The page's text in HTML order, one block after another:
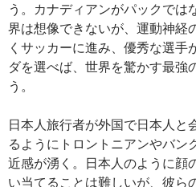
う。カナディアンがパックでは
界は想像できないが、運動神経
くサッカーに進み、優秀な選手
ダを選べば、世界を驚かす最強
う。
日本人旅行者が外国で日本人と
るようにトロントニアンやバン
近感が湧く。日本人のように顔
い当てることは難しいが、彼ら